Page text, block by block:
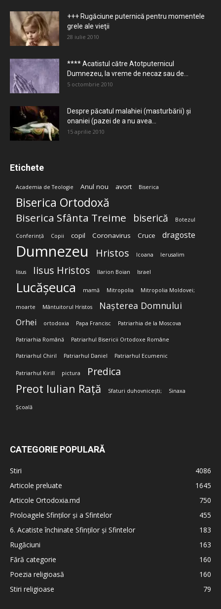
+++ Rugăciune puternică pentru momentele
grele ale vieţii
28 iulie 2010
**** Acatistul către Atotputernicul
Dumnezeu, la vreme de necaz sau de...
5 octombrie 2010
Despre păcatul malahiei (masturbării) şi
onaniei (pazei de a nu avea...
15 aprilie 2010
Etichete
Academia de Teologie Anul nou avort Biserica
Biserica Ortodoxă
Biserica Sfânta Treime biserică Botezul
Conferință Copii copil Coronavirus Cruce dragoste
Dumnezeu Hristos Icoana Ierusalim
Iisus Iisus Hristos Ilarion Boian Israel
Lucășeuca mamă Mitropolia Mitropolia Moldovei;
moarte Mântuitorul Hristos Nașterea Domnului
Orhei ortodoxia Papa Francisc Patriarhia de la Moscova
Patriarhia Română Patriarhul Bisericii Ortodoxe Române
Patriarhul Chiril Patriarhul Daniel Patriarhul Ecumenic
Patriarhul Kirill pictura Predica
Preot Iulian Rață Sfaturi duhovnicești; Sinaxa
Școală
CATEGORIE POPULARĂ
Stiri
4086
Articole preluate
1645
Articole Ortodoxia.md
750
Proloagele Sfinților și a Sfintelor
455
6. Acatiste închinate Sfinților și Sfintelor
183
Rugăciuni
163
Fără categorie
160
Poezia religioasă
160
Stiri religioase
79